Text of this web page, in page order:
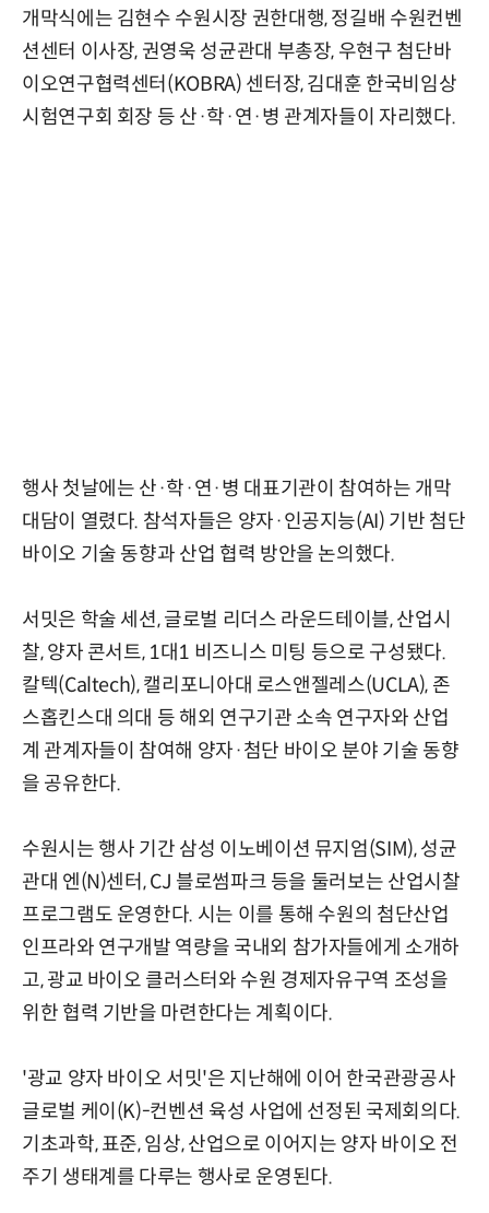
개막식에는 김현수 수원시장 권한대행, 정길배 수원컨벤
션센터 이사장, 권영욱 성균관대 부총장, 우현구 첨단바
이오연구협력센터(KOBRA) 센터장, 김대훈 한국비임상
시험연구회 회장 등 산·학·연·병 관계자들이 자리했다.
행사 첫날에는 산·학·연·병 대표기관이 참여하는 개막
대담이 열렸다. 참석자들은 양자·인공지능(AI) 기반 첨단
바이오 기술 동향과 산업 협력 방안을 논의했다.
서밋은 학술 세션, 글로벌 리더스 라운드테이블, 산업시
찰, 양자 콘서트, 1대1 비즈니스 미팅 등으로 구성됐다.
칼텍(Caltech), 캘리포니아대 로스앤젤레스(UCLA), 존
스홉킨스대 의대 등 해외 연구기관 소속 연구자와 산업
계 관계자들이 참여해 양자·첨단 바이오 분야 기술 동향
을 공유한다.
수원시는 행사 기간 삼성 이노베이션 뮤지엄(SIM), 성균
관대 엔(N)센터, CJ 블로썸파크 등을 둘러보는 산업시찰
프로그램도 운영한다. 시는 이를 통해 수원의 첨단산업
인프라와 연구개발 역량을 국내외 참가자들에게 소개하
고, 광교 바이오 클러스터와 수원 경제자유구역 조성을
위한 협력 기반을 마련한다는 계획이다.
'광교 양자 바이오 서밋'은 지난해에 이어 한국관광공사
글로벌 케이(K)-컨벤션 육성 사업에 선정된 국제회의다.
기초과학, 표준, 임상, 산업으로 이어지는 양자 바이오 전
주기 생태계를 다루는 행사로 운영된다.